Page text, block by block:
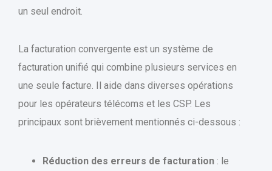
un seul endroit.
La facturation convergente est un système de
facturation unifié qui combine plusieurs services en
une seule facture. Il aide dans diverses opérations
pour les opérateurs télécoms et les CSP. Les
principaux sont brièvement mentionnés ci-dessous :
Réduction des erreurs de facturation : le